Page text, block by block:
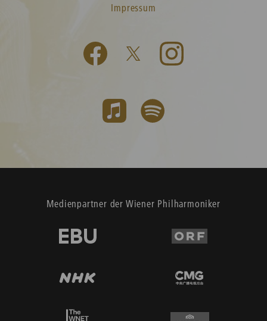
Impressum
Medienpartner der Wiener Philharmoniker